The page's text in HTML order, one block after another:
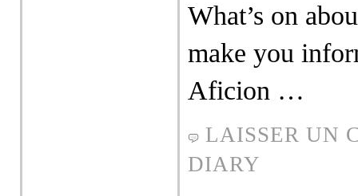
What’s on
make you
Aficion …
LAISSER UN
DIARY